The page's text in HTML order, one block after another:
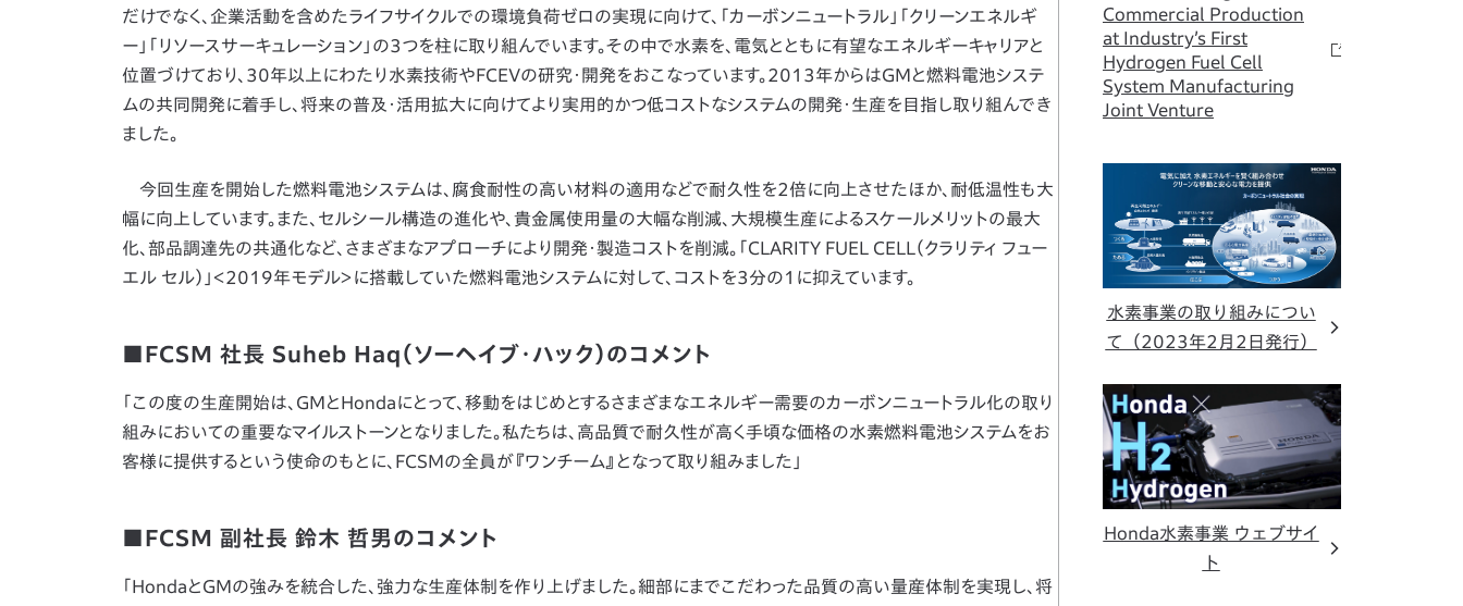
だけでなく、企業活動を含めたライフサイクルでの環境負荷ゼロの実現に向けて、「カーボンニュートラル」「クリーンエネルギ
ー」「リソースサーキュレーション」の3つを柱に取り組んでいます。その中で水素を、電気とともに有望なエネルギーキャリアと
位置づけており、30年以上にわたり水素技術やFCEVの研究・開発をおこなっています。2013年からはGMと燃料電池システ
ムの共同開発に着手し、将来の普及・活用拡大に向けてより実用的かつ低コストなシステムの開発・生産を目指し取り組んでき
ました。
今回生産を開始した燃料電池システムは、腐食耐性の高い材料の適用などで耐久性を2倍に向上させたほか、耐低温性も大
幅に向上しています。また、セルシール構造の進化や、貴金属使用量の大幅な削減、大規模生産によるスケールメリットの最大
化、部品調達先の共通化など、さまざまなアプローチにより開発・製造コストを削減。「CLARITY FUEL CELL（クラリティ フュー
エル セル）」＜2019年モデル＞に搭載していた燃料電池システムに対して、コストを3分の1に抑えています。
■FCSM 社長 Suheb Haq（ソーヘイブ・ハック）のコメント
「この度の生産開始は、GMとHondaにとって、移動をはじめとするさまざまなエネルギー需要のカーボンニュートラル化の取り
組みにおいての重要なマイルストーンとなりました。私たちは、高品質で耐久性が高く手頃な価格の水素燃料電池システムをお
客様に提供するという使命のもとに、FCSMの全員が『ワンチーム』となって取り組みました」
■FCSM 副社長 鈴木 哲男のコメント
「HondaとGMの強みを統合した、強力な生産体制を作り上げました。細部にまでこだわった品質の高い量産体制を実現し、将
Commercial Production
at Industry’s First
Hydrogen Fuel Cell
System Manufacturing
Joint Venture
水素事業の取り組みについ
て（2023年2月2日発行）
Honda水素事業 ウェブサイ
ト